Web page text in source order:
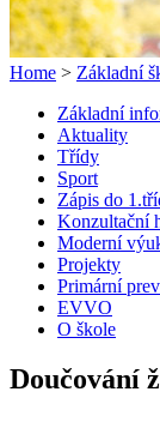
Home > Základní
Základní
Aktuality
Třídy
Sport
Zápis do
Konzultační
Moderní
Projekty
Primární
EVVO
O škole
Doučování